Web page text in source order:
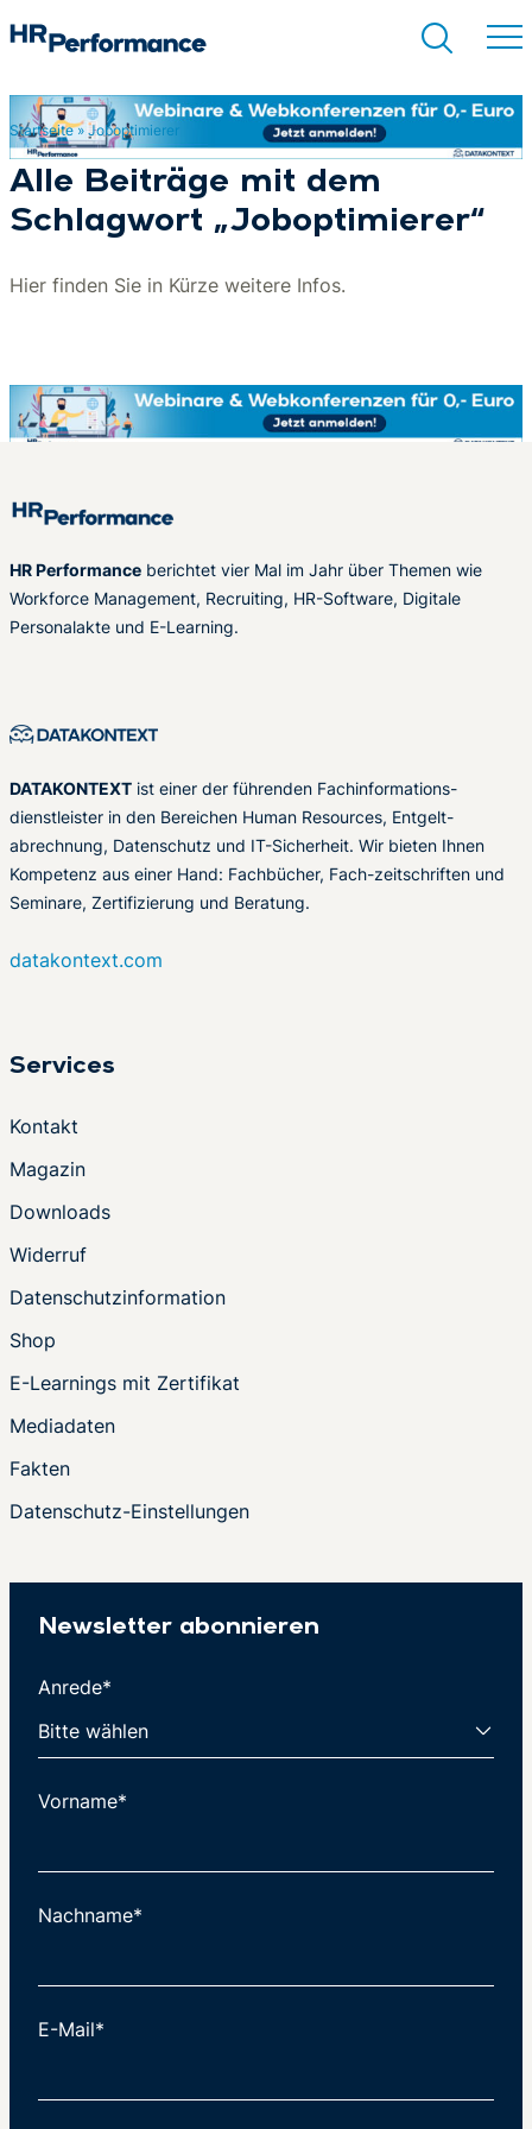
Suchen
Startseite» Joboptimierer
Alle Beiträge mit dem
Schlagwort „Joboptimierer“
Hier finden Sie in Kürze weitere Infos.
HR Performance berichtet vier Mal im Jahr über Themen wie
Workforce Management, Recruiting, HR-Software, Digitale
Personalakte und E-Learning.
DATAKONTEXT ist einer der führenden Fachinformations-
dienstleister in den Bereichen Human Resources, Entgelt-
abrechnung, Datenschutz und IT-Sicherheit. Wir bieten Ihnen
Kompetenz aus einer Hand: Fachbücher, Fach-zeitschriften und
Seminare, Zertifizierung und Beratung.
datakontext.com
Services
Kontakt
Magazin
Downloads
Widerruf
Datenschutzinformation
Shop
E-Learnings mit Zertifikat
Mediadaten
Fakten
Datenschutz-Einstellungen
Newsletter abonnieren
Anrede*
Vorname*
Nachname*
E-Mail*